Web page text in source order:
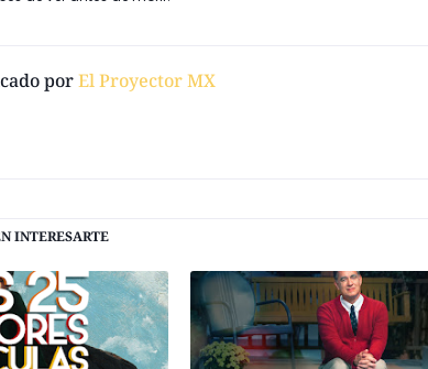
porEl Proyector MX
INTERESARTE